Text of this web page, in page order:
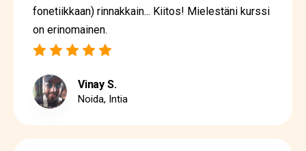
fonetiikkaan) rinnakkain... Kiitos! Mielestäni kurssi
on erinomainen.
Vinay S.
Noida, Intia